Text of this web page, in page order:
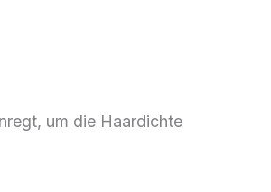
um die Haardichte